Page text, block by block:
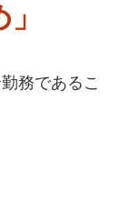
務であるこ